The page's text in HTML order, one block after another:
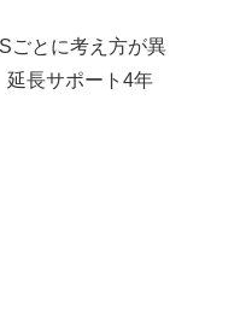
ごとに考え方が異
延長サポート4年